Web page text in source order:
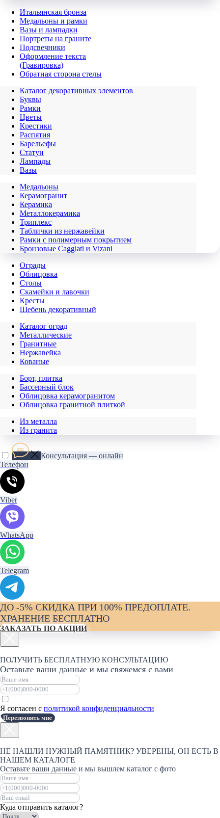
Итальянская бронза
Медальоны и рамки
Вазы и лампадки
Портреты на граните
Подсвечники
Оформление текста
(Гравировка)
Обратная сторона стелы
Каталог декоративных элементов
Буквы
Рамки
Цветы
Крестики
Распятия
Барельефы
Статуи
Лампады
Вазы
Медальоны
Керамогранит
Керамика
Металлокерамика
Триплекс
Таблички из нержавейки
Рамки с полимерным покрытием
Бронзовые Caggiati и Vizani
Ограды
Облицовка
Столы
Скамейки и лавочки
Кресты
Щебень декоративный
Каталог оград
Металлические
Гранитные
Нержавейка
Кованые
Борт, плитка
Бассерный блок
Облицовка керамогранитом
Облицовка гранитной плиткой
Из металла
Из гранита
Консультация — онлайн
Телефон
Viber
WhatsApp
Telegram
ДО -5% СКИДКА ПРИ 100% ПРЕДОПЛАТЕ.
ХРАНЕНИЕ БЕСПЛАТНО
ЗАКАЗАТЬ ПО АКЦИИ
ПОЛУЧИТЬ БЕСПЛАТНУЮ КОНСУЛЬТАЦИЮ
Оставьте ваши данные и мы свяжемся с вами
Я согласен с политикой конфиденциальности
Перезвонить мне
НЕ НАШЛИ НУЖНЫЙ ПАМЯТНИК? УВЕРЕНЫ, ОН ЕСТЬ В
НАШЕМ КАТАЛОГЕ
Оставьте ваши данные и мы вышлем каталог с фото
Куда отправить каталог?